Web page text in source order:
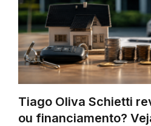
Tiago Oliva Schietti
ou financiamento?